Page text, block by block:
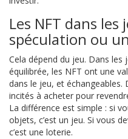
Les NFT dans
spéculation ou
Cela dépend du jeu. Dans les
équilibrée, les NFT ont une
dans le jeu, et
incités à acheter pour
La différence est simple : si
objets, c’est un jeu. Si vous
c’est une loterie.